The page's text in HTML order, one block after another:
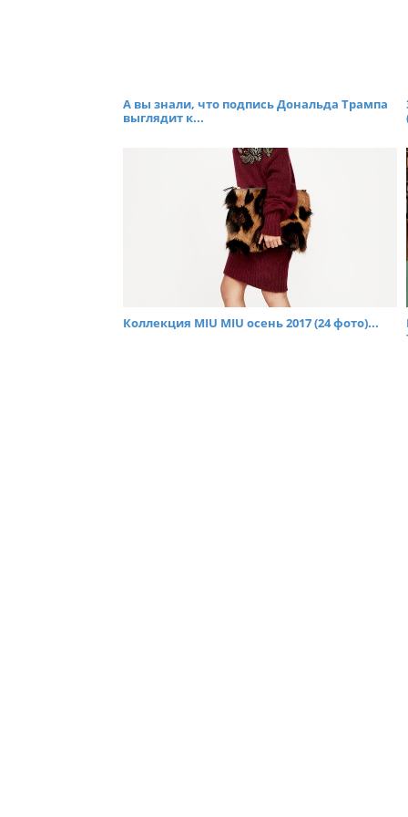
А вы знали, что подпись Дональда Трампа
выглядит к...
Коллекция MIU MIU осень 2017 (24 фото)...